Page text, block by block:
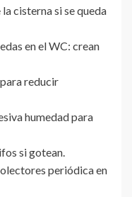
cisterna si se queda
en el WC: crean
reducir
humedad para
si gotean.
periódica en